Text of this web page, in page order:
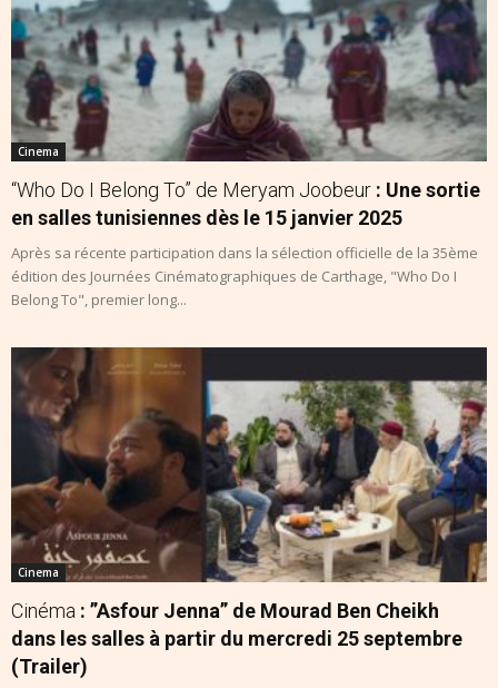
Cinema
“Who Do I Belong To” de Meryam Joobeur : Une sortie
en salles tunisiennes dès le 15 janvier 2025
Après sa récente participation dans la sélection officielle de la 35ème
édition des Journées Cinématographiques de Carthage, "Who Do I
Belong To", premier long...
Cinema
Cinéma : ”Asfour Jenna” de Mourad Ben Cheikh
dans les salles à partir du mercredi 25 septembre
(Trailer)